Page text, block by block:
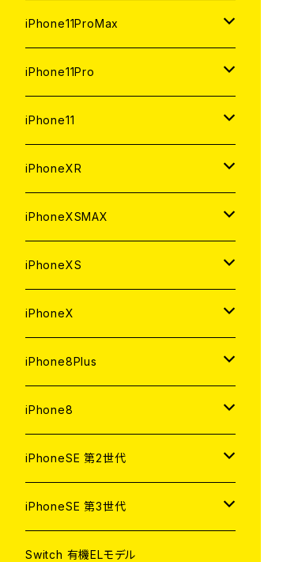
中古（整備済み）
中古（整備済み）
新品
中古（整備済み）
中古（整備済み）
新品
中古（整備済み）
128GB
新品
中古（整備済み）
新品
中古（整備済み）
128GB
新品
中古（整備済み）
64GB
新品
中古（整備済み）
256GB
新品
中古（整備済み）
128GB
新品
中古（整備済み）
64GB
新品
中古（整備済み）
iPhone11ProMax
512GB
新品
中古（整備済み）
256GB
新品
中古（整備済み）
64GB
新品
中古（整備済み）
iPhone11Pro
512GB
新品
中古（整備済み）
256GB
新品
中古（整備済み）
64GB
新品
中古（整備済み）
iPhone11
256GB
新品
中古（整備済み）
128GB
新品
中古（整備済み）
64GB
新品
中古（整備済み）
iPhoneXR
256GB
新品
中古（整備済み）
128GB
新品
中古（整備済み）
64GB
新品
中古（整備済み）
iPhoneXSMAX
512GB
新品
中古（整備済み）
256GB
新品
中古（整備済み）
64GB
新品
中古（整備済み）
iPhoneXS
512GB
新品
中古（整備済み）
256GB
新品
中古（整備済み）
64GB
新品
中古（整備済み）
iPhoneX
256GB
新品
中古（整備済み）
64GB
新品
中古（整備済み）
iPhone8Plus
256GB
新品
中古（整備済み）
128GB
新品
中古（整備済み）
64GB
新品
iPhone8
256GB
新品
中古（整備済み）
128GB
新品
64GB
iPhoneSE 第2世代
256GB
新品
128GB
iPhoneSE 第3世代
256GB
Switch 有機ELモデル